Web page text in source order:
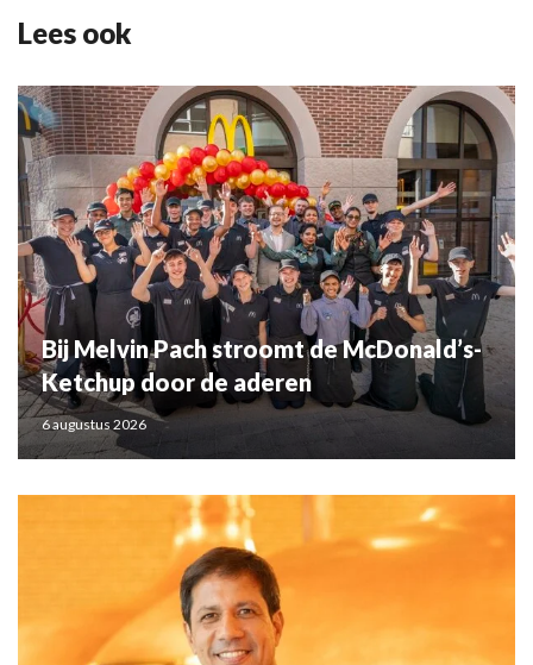
Lees ook
Bij Melvin Pach stroomt de McDonald’s-
Ketchup door de aderen
6 augustus 2026